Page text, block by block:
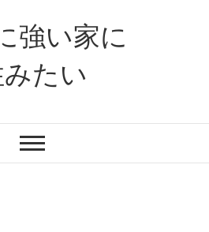
強い家に
たい